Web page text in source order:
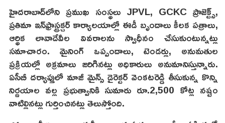
హైదరాబాద్‌లోని ప్రముఖ సంస్థలు JPVL, GCKC ప్రాజెక్ట్స్‌,
ప్రతిమా ఇన్‌ఫ్రాస్ట్రక్చర్ కార్యాలయాల్లో ఈడీ బృందాలు కీలక పత్రాలు,
ఆర్థిక లావాదేవీల వివరాలను స్వాధీనం చేసుకుంటున్నట్లు
సమాచారం. మైనింగ్‌ ఒప్పందాలు, టెండర్లు, అనుమతుల
ప్రక్రియల్లో అక్రమాలు జరిగినట్లు అధికారులు అనుమానిస్తున్నారు.
ఏసీబీ దర్యాప్తులో మాజీ మైన్స్‌ డైరెక్టర్‌ వెంకటరెడ్డి తీసుకున్న కొన్ని
నిర్ణయాల వల్ల ప్రభుత్వానికి సుమారు రూ.2,500 కోట్ల నష్టం
వాటిల్లినట్లు గుర్తించినట్లు తెలుస్తోంది.